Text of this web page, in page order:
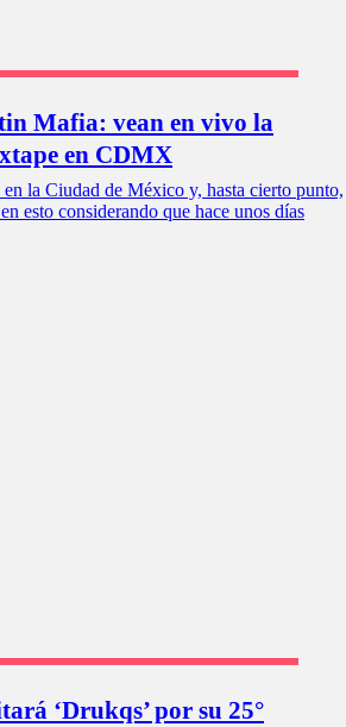
Mafia: vean en vivo la
en CDMX
en la Ciudad de México y, hasta cierto punto,
esto considerando que hace unos días
‘Drukqs’ por su 25°